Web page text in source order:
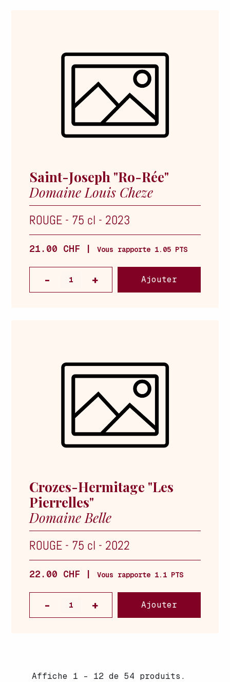
Saint-Joseph "Ro-Rée"
Domaine Louis Cheze
ROUGE - 75 cl - 2023
21.00 CHF | Vous rapporte 1.05 PTS
Ajouter
Crozes-Hermitage "Les
Pierrelles"
Domaine Belle
ROUGE - 75 cl - 2022
22.00 CHF | Vous rapporte 1.1 PTS
Ajouter
Affiche 1 - 12 de 54 produits.